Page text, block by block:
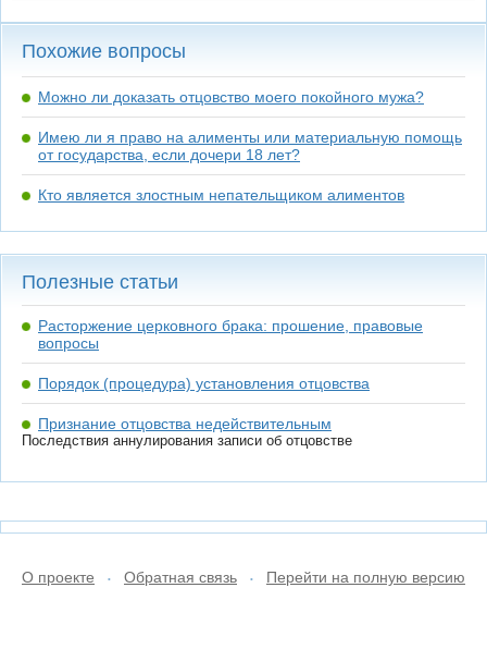
Похожие вопросы
Можно ли доказать отцовство моего покойного мужа?
Имею ли я право на алименты или материальную помощь
от государства, если дочери 18 лет?
Кто является злостным непательщиком алиментов
Полезные статьи
Расторжение церковного брака: прошение, правовые
вопросы
Порядок (процедура) установления отцовства
Признание отцовства недействительным
Последствия аннулирования записи об отцовстве
О проекте • Обратная связь • Перейти на полную версию